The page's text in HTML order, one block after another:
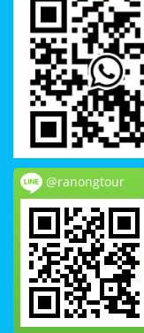
@ranongtour